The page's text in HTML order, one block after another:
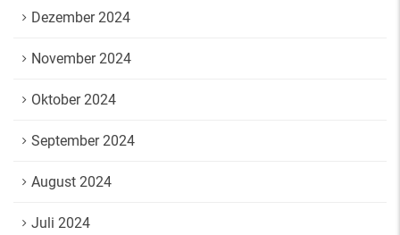
Dezember 2024
November 2024
Oktober 2024
September 2024
August 2024
Juli 2024